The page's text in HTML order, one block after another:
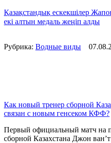
Қазақстандық ескекшілер
екі алтын медаль жеңіп алды
Рубрика: Водные виды
Как новый тренер сборной
связан с новым генсеком КФФ?
Первый официальный матч на
сборной Казахстана Джон